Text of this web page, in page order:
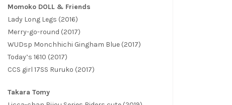
Momoko DOLL & Friends
Lady Long Legs (2016)
Merry-go-round (2017)
WUDsp Monchhichi Gingham Blue (2017)
Today’s 1610 (2017)
CCS girl 17SS Ruruko (2017)
Takara Tomy